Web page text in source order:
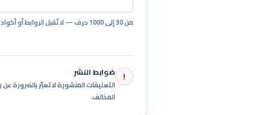
من 30 إلى 1000 حرف — لا تُقبل الروابط أو أكواد HTML.
! ضوابط النشر
التعليقات المنشورة لا تعبّر
المخالف.